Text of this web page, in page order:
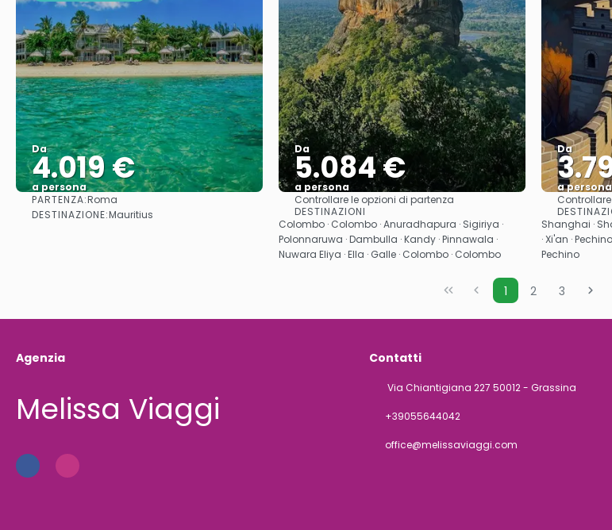
Da
4.019 €
a persona
Vedere
PARTENZA:Roma
DESTINAZIONE:Mauritius
Da
5.084 €
a persona
Vedere
Controllare le opzioni di partenza
DESTINAZIONI
Colombo · Colombo · Anuradhapura · Sigiriya ·
Polonnaruwa · Dambulla · Kandy · Pinnawala ·
Nuwara Eliya · Ella · Galle · Colombo · Colombo
Da
a persona
Shanghai ·
· Xi'an ·
Pechino
1 2 3
Agenzia
Melissa Viaggi
Contatti
Via Chiantigiana 227 50012 - Grassina
+39055644042
office@melissaviaggi.com